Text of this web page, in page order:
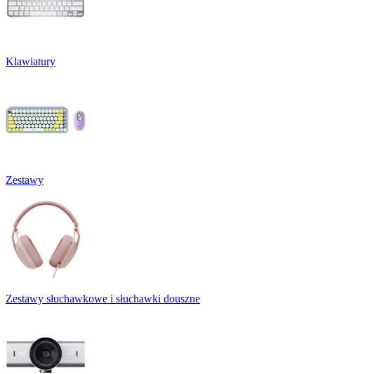
Klawiatury
Zestawy
Zestawy słuchawkowe i słuchawki douszne